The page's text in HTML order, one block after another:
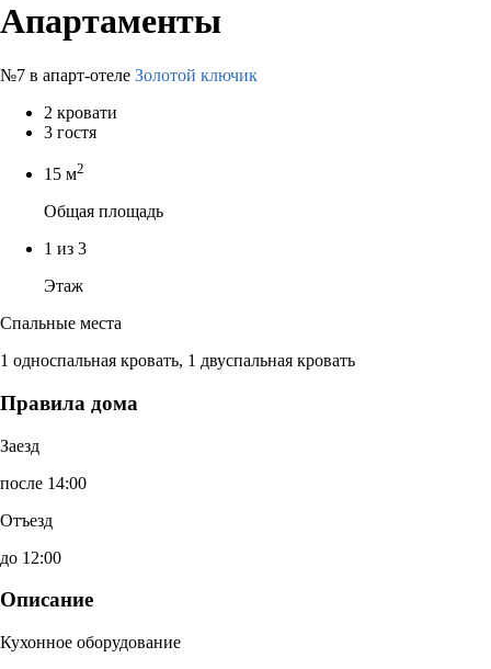
Апартаменты
№7 в апарт-отеле Золотой ключик
2 кровати
3 гостя
15 м2
Общая площадь
1 из 3
Этаж
Спальные места
1 односпальная кровать, 1 двуспальная кровать
Правила дома
Заезд
после 14:00
Отъезд
до 12:00
Описание
Кухонное оборудование